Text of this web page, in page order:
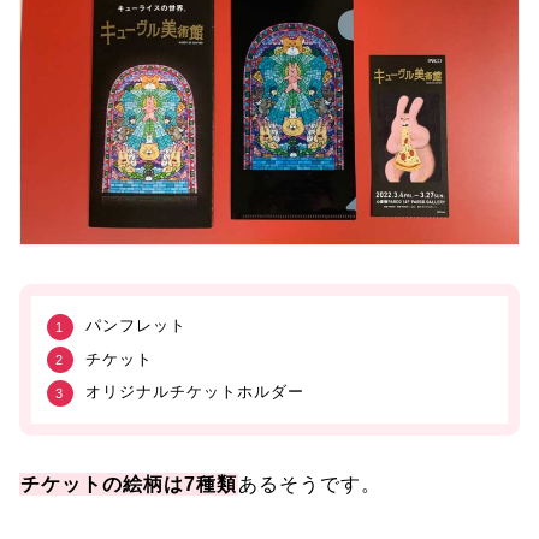
パンフレット
チケット
オリジナルチケットホルダー
チケットの絵柄は7種類あるそうです。